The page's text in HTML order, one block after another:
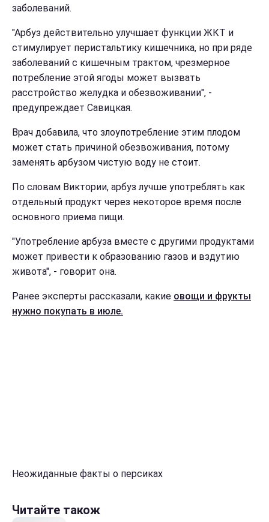
заболеваний.
"Арбуз действительно улучшает функции ЖКТ и
стимулирует перистальтику кишечника, но при ряде
заболеваний с кишечным трактом, чрезмерное
потребление этой ягоды может вызвать
расстройство желудка и обезвоживании", -
предупреждает Савицкая.
Врач добавила, что злоупотребление этим плодом
может стать причиной обезвоживания, потому
заменять арбузом чистую воду не стоит.
По словам Виктории, арбуз лучше употреблять как
отдельный продукт через некоторое время после
основного приема пищи.
"Употребление арбуза вместе с другими продуктами
может привести к образованию газов и вздутию
живота", - говорит она.
Ранее эксперты рассказали, какие овощи и фрукты
нужно покупать в июле.
Неожиданные факты о персиках
Читайте також